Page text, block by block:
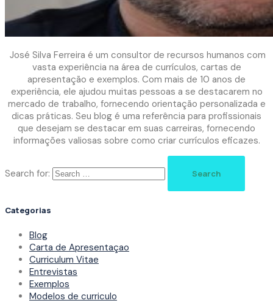
José Silva Ferreira é um consultor de recursos humanos com
vasta experiência na área de currículos, cartas de
apresentação e exemplos. Com mais de 10 anos de
experiência, ele ajudou muitas pessoas a se destacarem no
mercado de trabalho, fornecendo orientação personalizada e
dicas práticas. Seu blog é uma referência para profissionais
que desejam se destacar em suas carreiras, fornecendo
informações valiosas sobre como criar currículos eficazes.
Search for:
Categorias
Blog
Carta de Apresentaçao
Curriculum Vitae
Entrevistas
Exemplos
Modelos de curriculo